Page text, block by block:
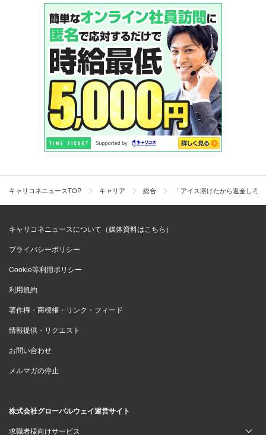
キャリコネニュースTOP キャリア 総合 「アイス溶けたから返金しろ
キャリコネニュースについて（媒体資料はこちら）
プライバシーポリシー
Cookie等利用ポリシー
利用規約
著作権・商標権・リンク・フィード
情報提供・リクエスト
お問い合わせ
メルマガの停止
株式会社グローバルウェイ運営サイト
求職者様向けサービス